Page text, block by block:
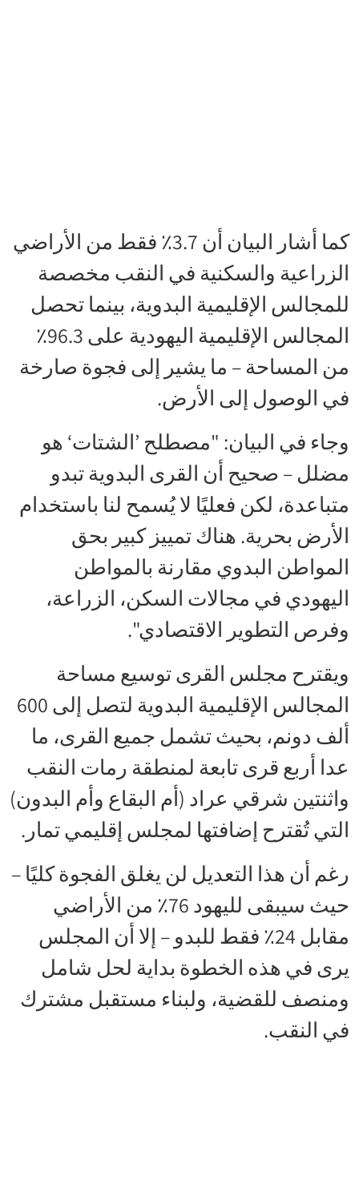
كما أشار البيان أن 3.7٪ فقط من الأراضي
الزراعية والسكنية في النقب مخصصة
للمجالس الإقليمية البدوية، بينما تحصل
المجالس الإقليمية اليهودية على 96.3٪
من المساحة – ما يشير إلى فجوة صارخة
في الوصول إلى الأرض.
وجاء في البيان: "مصطلح ’الشتات‘ هو
مضلل – صحيح أن القرى البدوية تبدو
متباعدة، لكن فعليًا لا يُسمح لنا باستخدام
الأرض بحرية. هناك تمييز كبير بحق
المواطن البدوي مقارنة بالمواطن
اليهودي في مجالات السكن، الزراعة،
وفرص التطوير الاقتصادي".
ويقترح مجلس القرى توسيع مساحة
المجالس الإقليمية البدوية لتصل إلى 600
ألف دونم، بحيث تشمل جميع القرى، ما
عدا أربع قرى تابعة لمنطقة رمات النقب
واثنتين شرقي عراد (أم البقاع وأم البدون)
التي تُقترح إضافتها لمجلس إقليمي تمار.
رغم أن هذا التعديل لن يغلق الفجوة كليًا –
حيث سيبقى لليهود 76٪ من الأراضي
مقابل 24٪ فقط للبدو – إلا أن المجلس
يرى في هذه الخطوة بداية لحل شامل
ومنصف للقضية، ولبناء مستقبل مشترك
في النقب.